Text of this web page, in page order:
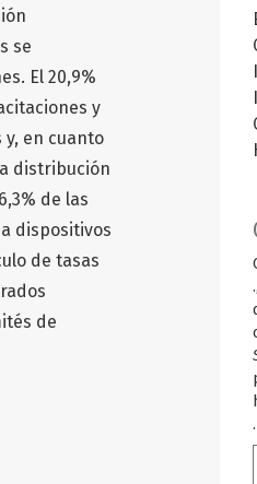
se
El 20,9%
y
y, en cuanto
distribución
de las
dispositivos
de tasas
de